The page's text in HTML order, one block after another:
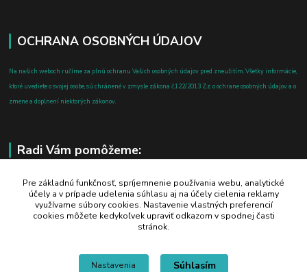
OCHRANA OSOBNÝCH ÚDAJOV
Na našich weboch ručíme za plnú ochranu Vašich osobných údajov pred zneužitím. Všetky informácie,
ktoré uvediete o svojej osobe, sú chránené v zmysle zákona č.122/2013 Z.z. o ochrane osobných údajov a o
zmene a doplnení niektorých zákonov.
Radi Vám pomôžeme:
+421 908 700 612
po-pia: 8.00 - 16.00
business@jtf.sk
Pre základnú funkčnosť, spríjemnenie používania webu, analytické
účely a v prípade udelenia súhlasu aj na účely cielenia reklamy
využívame súbory cookies. Nastavenie vlastných preferencií
cookies môžete kedykoľvek upraviť odkazom v spodnej časti
stránok.
Nastavenia Súhlasím